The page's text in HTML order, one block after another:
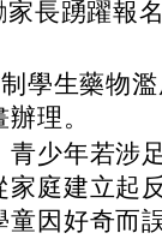
長踴躍報
學生藥物
理。
青少年若涉
家庭建立起
童因好奇而